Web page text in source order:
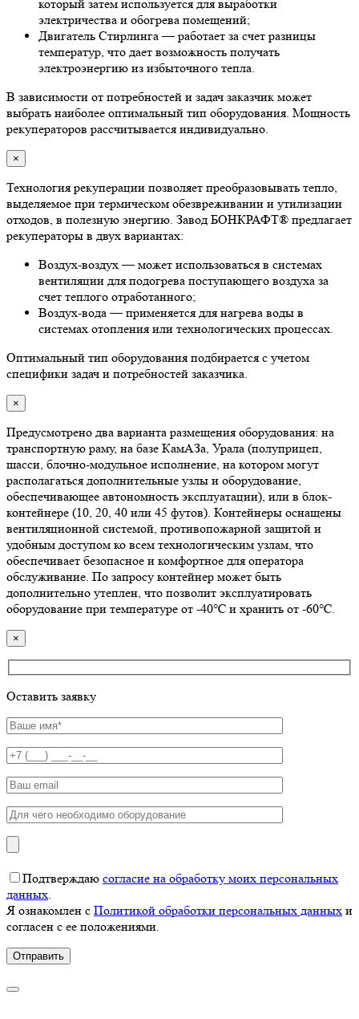
который затем используется для выработки
электричества и обогрева помещений;
Двигатель Стирлинга — работает за счет разницы
температур, что дает возможность получать
электроэнергию из избыточного тепла.
В зависимости от потребностей и задач заказчик может
выбрать наиболее оптимальный тип оборудования. Мощность
рекуператоров рассчитывается индивидуально.
×
Технология рекуперации позволяет преобразовывать тепло,
выделяемое при термическом обезвреживании и утилизации
отходов, в полезную энергию. Завод БОНКРАФТ® предлагает
рекуператоры в двух вариантах:
Воздух-воздух — может использоваться в системах
вентиляции для подогрева поступающего воздуха за
счет теплого отработанного;
Воздух-вода — применяется для нагрева воды в
системах отопления или технологических процессах.
Оптимальный тип оборудования подбирается с учетом
специфики задач и потребностей заказчика.
×
Предусмотрено два варианта размещения оборудования: на
транспортную раму, на базе КамАЗа, Урала (полуприцеп,
шасси, блочно-модульное исполнение, на котором могут
располагаться дополнительные узлы и оборудование,
обеспечивающее автономность эксплуатации), или в блок-
контейнере (10, 20, 40 или 45 футов). Контейнеры оснащены
вентиляционной системой, противопожарной защитой и
удобным доступом ко всем технологическим узлам, что
обеспечивает безопасное и комфортное для оператора
обслуживание. По запросу контейнер может быть
дополнительно утеплен, что позволит эксплуатировать
оборудование при температуре от -40℃ и хранить от -60℃.
×
Оставить заявку
Подтверждаю согласие на обработку моих персональных
данных.
Я ознакомлен с Политикой обработки персональных данных и
согласен с ее положениями.